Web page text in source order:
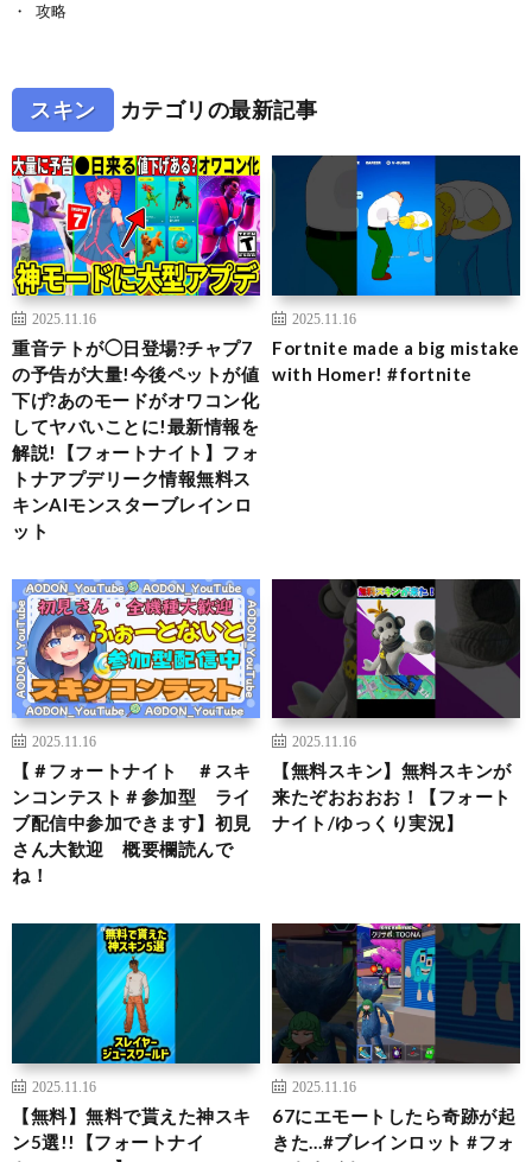
攻略
スキン カテゴリの最新記事
2025.11.16
重音テトが◯日登場?チャプ7
の予告が大量!今後ペットが値
下げ?あのモードがオワコン化
してヤバいことに!最新情報を
解説!【フォートナイト】フォ
トナアプデリーク情報無料ス
キンAIモンスターブレインロ
ット
2025.11.16
Fortnite made a big mistake
with Homer! #fortnite
2025.11.16
【＃フォートナイト ＃スキ
ンコンテスト＃参加型 ライ
ブ配信中参加できます】初見
さん大歓迎 概要欄読んで
ね！
2025.11.16
【無料スキン】無料スキンが
来たぞおおおお！【フォート
ナイト/ゆっくり実況】
2025.11.16
【無料】無料で貰えた神スキ
ン5選!!【フォートナイ
2025.11.16
67にエモートしたら奇跡が起
きた…#ブレインロット #フォ